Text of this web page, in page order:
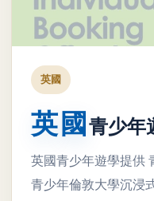
英國
英國青少年
英國青少年遊學提供
青少年倫敦大學沉浸